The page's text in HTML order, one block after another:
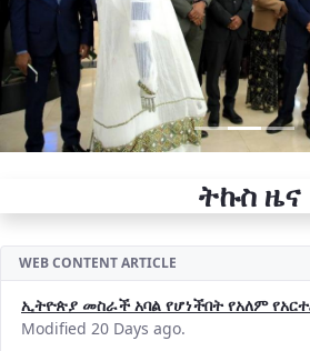
ትኩስ ዜና
WEB CONTENT ARTICLE
ኢትዮጵያ መስራች አባል የሆነችበት የአለም
Modified 20 Days ago.